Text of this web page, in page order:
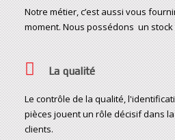
Notre métier, c’est aussi vous
moment. Nous possédons un stock
La qualité
Le contrôle de la qualité,
pièces jouent un rôle décisif dans
clients.